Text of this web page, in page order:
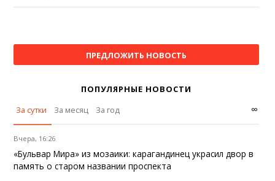
ПРЕДЛОЖИТЬ НОВОСТЬ
ПОПУЛЯРНЫЕ НОВОСТИ
За сутки
За месяц За год ∞
Вчера, 16:26
«Бульвар Мира» из мозаики: карагандинец украсил двор в
память о старом названии проспекта